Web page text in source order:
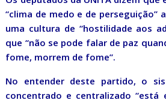
“clima de medo e de perseguição”
uma cultura de “hostilidade aos
que “não se pode falar de paz
fome, morrem de fome”.
No entender deste partido, o
concentrado e centralizado “está